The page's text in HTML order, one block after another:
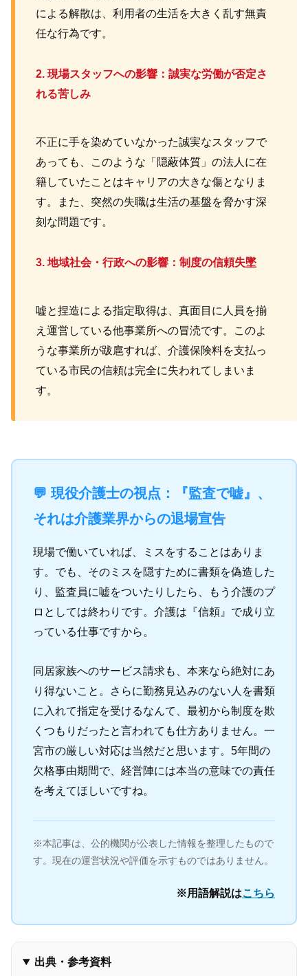
による解散は、利用者の生活を大きく乱す無責
任な行為です。
2. 現場スタッフへの影響：誠実な労働が否定さ
れる苦しみ
不正に手を染めていなかった誠実なスタッフで
あっても、このような「隠蔽体質」の法人に在
籍していたことはキャリアの大きな傷となりま
す。また、突然の失職は生活の基盤を脅かす深
刻な問題です。
3. 地域社会・行政への影響：制度の信頼失墜
嘘と捏造による指定取得は、真面目に人員を揃
え運営している他事業所への冒涜です。このよ
うな事業所が跋扈すれば、介護保険料を支払っ
ている市民の信頼は完全に失われてしまいま
す。
💬 現役介護士の視点：『監査で嘘』、
それは介護業界からの退場宣告
現場で働いていれば、ミスをすることはありま
す。でも、そのミスを隠すために書類を偽造した
り、監査員に嘘をついたりしたら、もう介護のプ
ロとしては終わりです。介護は『信頼』で成り立
っている仕事ですから。
同居家族へのサービス請求も、本来なら絶対にあ
り得ないこと。さらに勤務見込みのない人を書類
に入れて指定を受けるなんて、最初から制度を欺
くつもりだったと言われても仕方ありません。一
宮市の厳しい対応は当然だと思います。5年間の
欠格事由期間で、経営陣には本当の意味での責任
を考えてほしいですね。
※本記事は、公的機関が公表した情報を整理したもので
す。現在の運営状況や評価を示すものではありません。
※用語解説はこちら
出典・参考資料